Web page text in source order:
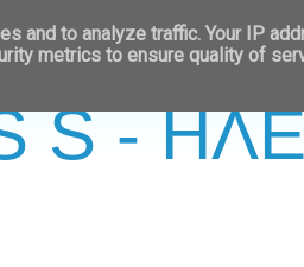
S -
and to analyze traffic. Your IP
metrics to ensure quality of